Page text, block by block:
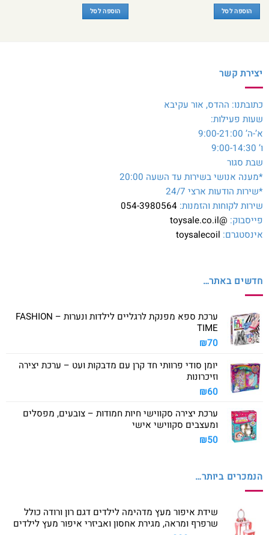
הוספה לסל הוספה לסל
יצירת קשר
כתובתנו: ההדס, אור עקיבא
שעות פעילות:
א’-ה’ 9:00-21:00
ו’ 9:00-14:30
שבת סגור
*מענה אנושי בשירות עד השעה 20:00
*שירות הודעות ארצי 24/7
שירות לקוחות והזמנות: 054-3980564
פייסבוק: @toysale.co.il
אינסטגרם: toysalecoil
חדשים באתר…
ערכת ספא מפנקת לרגליים לילדות ונערות – FASHION
TIME
₪70
יומן סודי פרוותי חד קרן עם מדבקות ועט – ערכת יצירה
וזיכרונות
₪60
ערכת יצירה סקווישי חיות חמודות – צובעים, מפסלים
ומעצבים סקווישי אישי
₪50
הנמכרים ביותר…
שידת איפור מעץ מדהימה לילדים דגם רון ורודה כולל
שרפרף ומראה, מגירת אחסון ואביזרי איפור מעץ לילדים